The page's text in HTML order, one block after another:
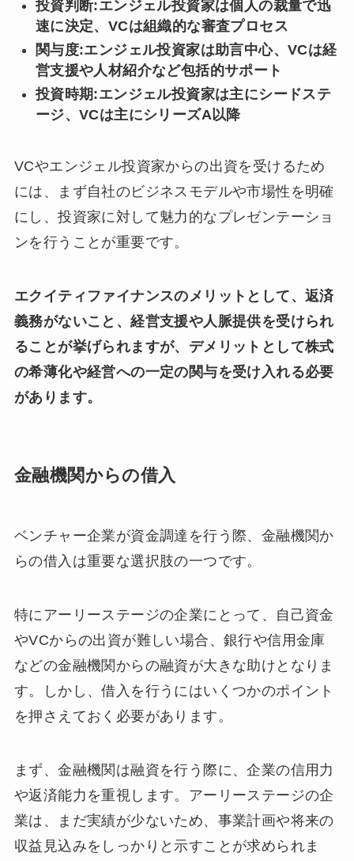
投資判断:エンジェル投資家は個人の裁量で迅
速に決定、VCは組織的な審査プロセス
関与度:エンジェル投資家は助言中心、VCは経
営支援や人材紹介など包括的サポート
投資時期:エンジェル投資家は主にシードステ
ージ、VCは主にシリーズA以降
VCやエンジェル投資家からの出資を受けるため
には、まず自社のビジネスモデルや市場性を明確
にし、投資家に対して魅力的なプレゼンテーショ
ンを行うことが重要です。
エクイティファイナンスのメリットとして、返済
義務がないこと、経営支援や人脈提供を受けられ
ることが挙げられますが、デメリットとして株式
の希薄化や経営への一定の関与を受け入れる必要
があります。
金融機関からの借入
ベンチャー企業が資金調達を行う際、金融機関か
らの借入は重要な選択肢の一つです。
特にアーリーステージの企業にとって、自己資金
やVCからの出資が難しい場合、銀行や信用金庫
などの金融機関からの融資が大きな助けとなりま
す。しかし、借入を行うにはいくつかのポイント
を押さえておく必要があります。
まず、金融機関は融資を行う際に、企業の信用力
や返済能力を重視します。アーリーステージの企
業は、まだ実績が少ないため、事業計画や将来の
収益見込みをしっかりと示すことが求められま